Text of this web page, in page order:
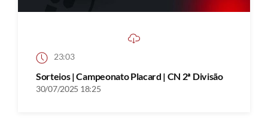
23:03
Sorteios | Campeonato Placard | CN 2ª Divisão
30/07/2025 18:25